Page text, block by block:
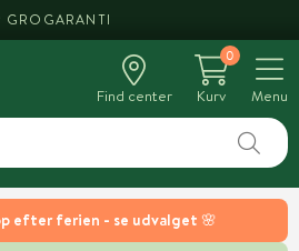
efter ferien - se udvalget 🌸
GROGARANTI
Find center
0
Kurv
Menu